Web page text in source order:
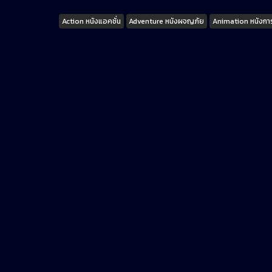
Tags
Action หนังแอคชั่น Adventure หนังผจญภัย Animation หนังก